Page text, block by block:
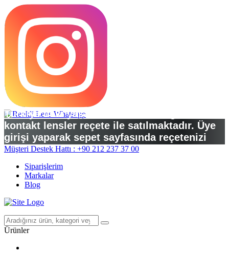
Türkiye’deki yasal düzenlemelere göre
kontakt lensler reçete ile satılmaktadır. Üye
girişi yaparak sepet sayfasında reçetenizi
yükleyebilirsiniz.
Müşteri Destek Hattı : +90 212 237 37 00
Siparişlerim
Markalar
Blog
Ürünler